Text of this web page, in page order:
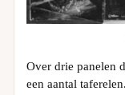
Over drie panelen
een aantal taferelen.